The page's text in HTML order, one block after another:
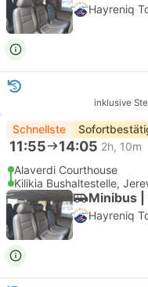
Hayreniq
inklusive
Schnellste
11:55 14:05 2h, 10m
Alaverdi Courthouse
Kilikia Bushaltestelle,
Minibus |
Hayreniq